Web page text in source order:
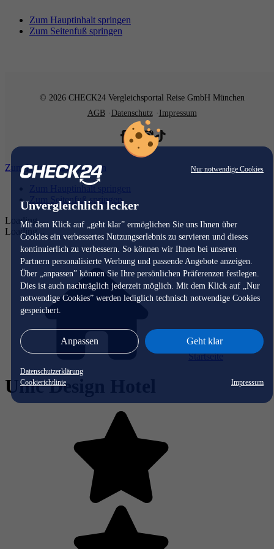
Nur notwendige Cookies
Unvergleichlich lecker
Mit dem Klick auf „geht klar” ermöglichen Sie uns Ihnen über
Cookies ein verbessertes Nutzungserlebnis zu servieren und dieses
kontinuierlich zu verbessern. So können wir Ihnen bei unseren
Partnern personalisierte Werbung und passende Angebote anzeigen.
Über „anpassen” können Sie Ihre persönlichen Präferenzen festlegen.
Dies ist auch nachträglich jederzeit möglich. Mit dem Klick auf „Nur
notwendige Cookies” werden lediglich technisch notwendige Cookies
gespeichert.
Anpassen Geht klar
Datenschutzerklärung
Cookierichtlinie
Impressum
Zum Hauptinhalt springen
Zum Seitenfuß springen
© 2026 CHECK24 Vergleichsportal Reise GmbH München
AGB
Datenschutz Impressum
Zum Hauptinhalt springen
Zum Hauptinhalt springen
Zum Seitenfuß springen
Loading...
Loading...
Startseite
Unic Design Hotel